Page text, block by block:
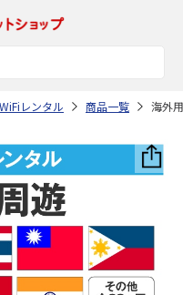
レンタル 商品一覧 海外